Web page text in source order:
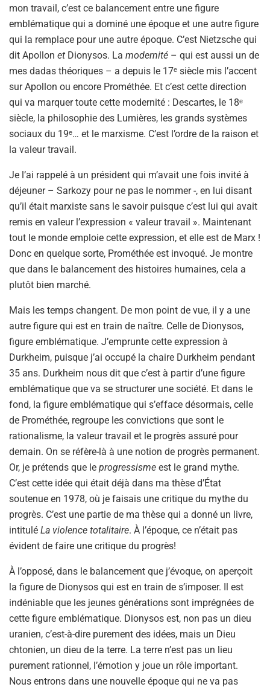
mon travail, c’est ce balancement entre une figure
emblématique qui a dominé une époque et une autre figure
qui la remplace pour une autre époque. C’est Nietzsche qui
dit Apollon et Dionysos. La modernité – qui est aussi un de
mes dadas théoriques – a depuis le 17ᵉ siècle mis l’accent
sur Apollon ou encore Prométhée. Et c’est cette direction
qui va marquer toute cette modernité : Descartes, le 18ᵉ
siècle, la philosophie des Lumières, les grands systèmes
sociaux du 19ᵉ… et le marxisme. C’est l’ordre de la raison et
la valeur travail.
Je l’ai rappelé à un président qui m’avait une fois invité à
déjeuner – Sarkozy pour ne pas le nommer -, en lui disant
qu’il était marxiste sans le savoir puisque c’est lui qui avait
remis en valeur l’expression « valeur travail ». Maintenant
tout le monde emploie cette expression, et elle est de Marx !
Donc en quelque sorte, Prométhée est invoqué. Je montre
que dans le balancement des histoires humaines, cela a
plutôt bien marché.
Mais les temps changent. De mon point de vue, il y a une
autre figure qui est en train de naître. Celle de Dionysos,
figure emblématique. J’emprunte cette expression à
Durkheim, puisque j’ai occupé la chaire Durkheim pendant
35 ans. Durkheim nous dit que c’est à partir d’une figure
emblématique que va se structurer une société. Et dans le
fond, la figure emblématique qui s’efface désormais, celle
de Prométhée, regroupe les convictions que sont le
rationalisme, la valeur travail et le progrès assuré pour
demain. On se réfère-là à une notion de progrès permanent.
Or, je prétends que le progressisme est le grand mythe.
C’est cette idée qui était déjà dans ma thèse d’État
soutenue en 1978, où je faisais une critique du mythe du
progrès. C’est une partie de ma thèse qui a donné un livre,
intitulé La violence totalitaire. À l’époque, ce n’était pas
évident de faire une critique du progrès!
À l’opposé, dans le balancement que j’évoque, on aperçoit
la figure de Dionysos qui est en train de s’imposer. Il est
indéniable que les jeunes générations sont imprégnées de
cette figure emblématique. Dionysos est, non pas un dieu
uranien, c’est-à-dire purement des idées, mais un Dieu
chtonien, un dieu de la terre. La terre n’est pas un lieu
purement rationnel, l’émotion y joue un rôle important.
Nous entrons dans une nouvelle époque qui ne va pas